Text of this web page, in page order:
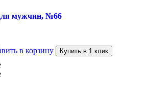
мужчин, №66
в корзину Купить в 1 клик